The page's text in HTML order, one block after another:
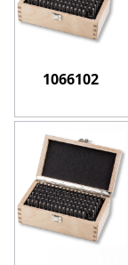
1066102